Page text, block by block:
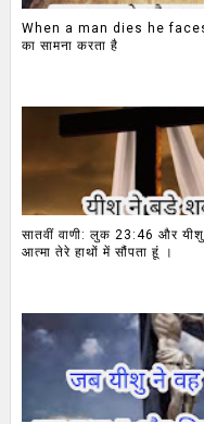
When a man dies he faces
का सामना करता है
सातवीं वाणी: लुक 23:46 और
आत्मा तेरे हाथों में सौंपता हूं ।